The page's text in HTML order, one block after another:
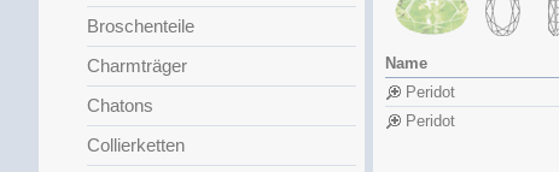
Broschenteile
Charmträger
Chatons
Collierketten
Name
Peridot
Peridot